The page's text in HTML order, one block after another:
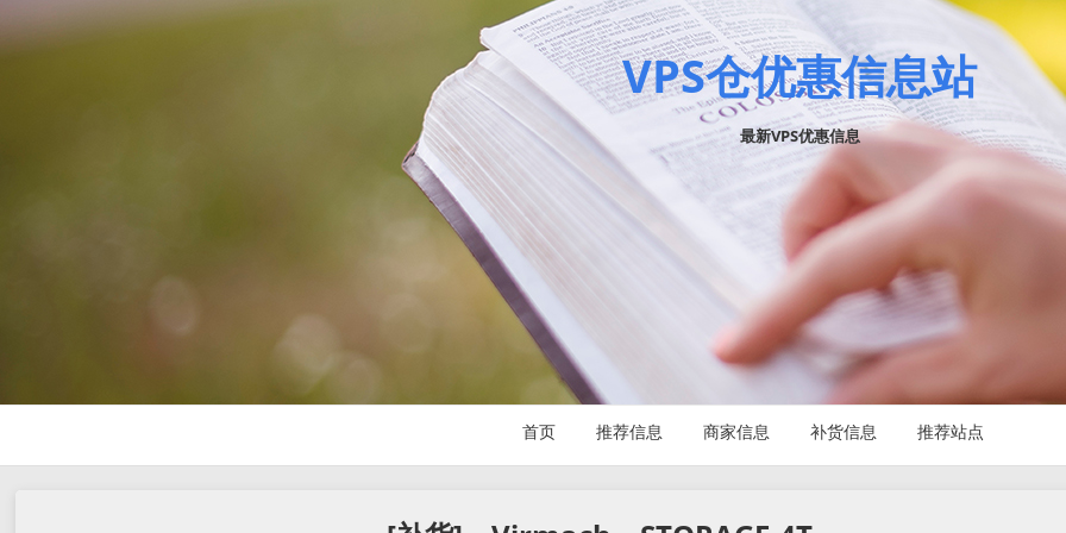
VPS仓优惠信息站
最新VPS优惠信息
首页 推荐信息 商家信息 补货信息 推荐站点